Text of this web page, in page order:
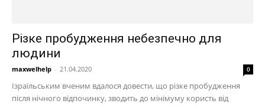
Різке пробудження небезпечно для
людини
maxwelhelp - 21.04.2020 0
Ізраїльським вченим вдалося довести, що різке пробудження
після нічного відпочинку, зводить до мінімуму користь від